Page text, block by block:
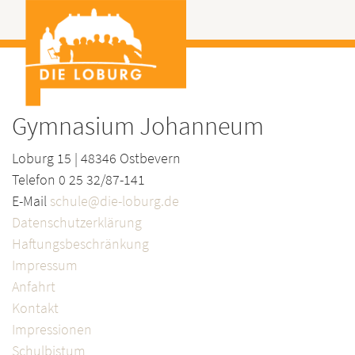
Gymnasium Johanneum
Loburg 15 | 48346 Ostbevern
Telefon 0 25 32/87-141
E-Mail schule@die-loburg.de
Datenschutzerklärung
Haftungsbeschränkung
Impressum
Anfahrt
Kontakt
Impressionen
Schulbistum